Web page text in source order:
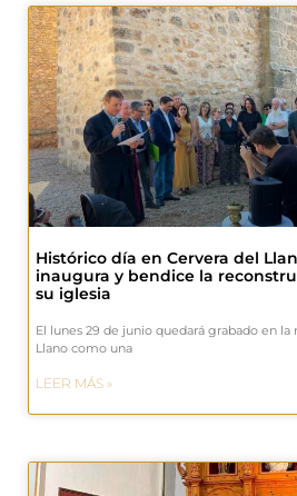
Histórico día en Cervera del
inaugura y bendice la
su iglesia
El lunes 29 de junio quedará grabado en
Llano como una
LEER MÁS »